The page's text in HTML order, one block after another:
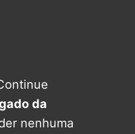
da
nenhuma